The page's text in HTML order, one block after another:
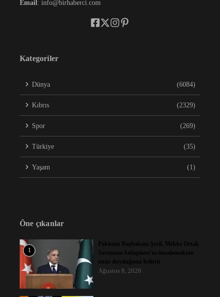
Email: info@birhaberci.com
Kategoriler
Dünya (6084)
Kıbrıs (2329)
Spor (269)
Türkiye (35)
Yaşam (1)
Öne çıkanlar
1
Pakistan Başbakanı Şerif, Mekke Ortak
Savunma Anlaşması’nı imzalamaktan
onur duyduğunu belirtti
Ağustos 8, 2026